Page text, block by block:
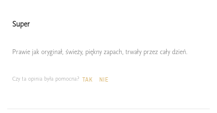
Super
Prawie jak oryginał, świeży, piękny zapach, trwały przez cały dzień.
Czy ta opinia była pomocna? TAK NIE